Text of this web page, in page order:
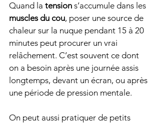
Quand la tension s’accumule dans les
muscles du cou, poser une source de
chaleur sur la nuque pendant 15 à 20
minutes peut procurer un vrai
relâchement. C’est souvent ce dont
on a besoin après une journée assis
longtemps, devant un écran, ou après
une période de pression mentale.
On peut aussi pratiquer de petits